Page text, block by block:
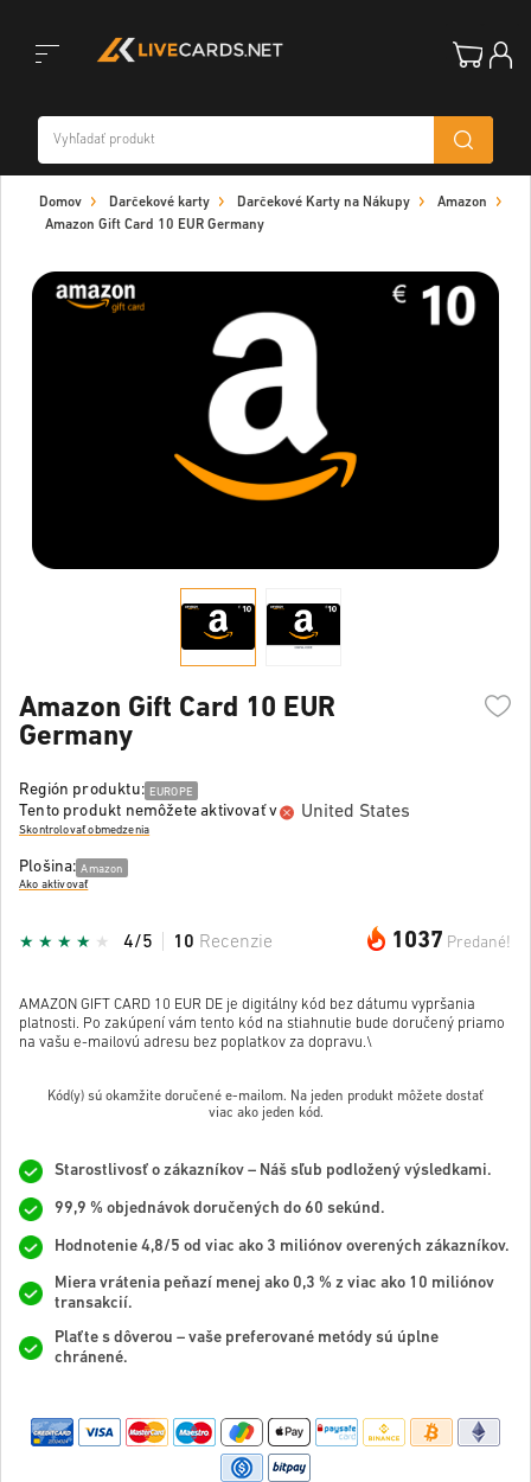
navigation
Domov Darčekové karty Darčekové Karty na Nákupy
Amazon
Amazon Gift Card 10 EUR Germany
Amazon Gift Card 10 EUR
Germany
Región produktu: EUROPE
Tento produkt nemôžete aktivovať v United States
Skontrolovať obmedzenia
Plošina: Amazon
Ako aktivovať
1037 Predané!
4/5 10 Recenzie
AMAZON GIFT CARD 10 EUR DE je digitálny kód bez dátumu vypršania
platnosti. Po zakúpení vám tento kód na stiahnutie bude doručený priamo
na vašu e-mailovú adresu bez poplatkov za dopravu.\
Kód(y) sú okamžite doručené e-mailom. Na jeden produkt môžete dostať
viac ako jeden kód.
Starostlivosť o zákazníkov – Náš sľub podložený výsledkami.
99,9 % objednávok doručených do 60 sekúnd.
Hodnotenie 4,8/5 od viac ako 3 miliónov overených zákazníkov.
Miera vrátenia peňazí menej ako 0,3 % z viac ako 10 miliónov
transakcií.
Plaťte s dôverou – vaše preferované metódy sú úplne
chránené.